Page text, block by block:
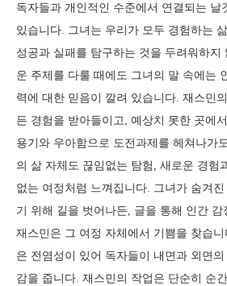
독자들과 개인적인 수준에서 연결되는 날
있습니다. 그녀는 우리가 모두 경험하는
성공과 실패를 탐구하는 것을 두려워하지
운 주제를 다룰 때에도 그녀의 말 속에는
력에 대한 믿음이 깔려 있습니다. 재스민
든 경험을 받아들이고, 예상치 못한 곳에
용기와 우아함으로 도전과제를 헤쳐나가
의 삶 자체도 끊임없는 탐험, 새로운 경험
없는 여정처럼 느껴집니다. 그녀가 숨겨
기 위해 길을 벗어나든, 글을 통해 인간
재스민은 그 여정 자체에서 기쁨을 찾습
은 전염성이 있어 독자들이 내면과 외면
감을 줍니다. 재스민의 작업은 단순히 순